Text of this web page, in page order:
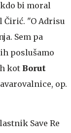
bi moral
Čirić. "O Adrisu
Sem pa
poslušamo
kot Borut
op.
Save Re